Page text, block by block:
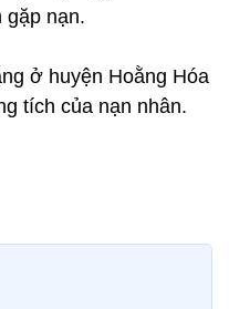
gặp nạn.
ở huyện Hoằng Hóa
tích của nạn nhân.